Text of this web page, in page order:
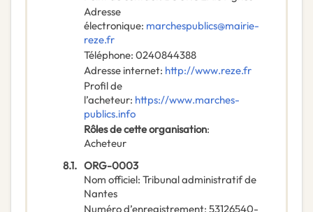
Adresse
électronique: marchespublics@mairie-
reze.fr
Téléphone: 0240844388
Adresse internet: http://www.reze.fr
Profil de
l’acheteur: https://www.marches-
publics.info
Rôles de cette organisation:
Acheteur
8.1. ORG-0003
Nom officiel: Tribunal administratif de
Nantes
Numéro d’enregistrement: 53126540-